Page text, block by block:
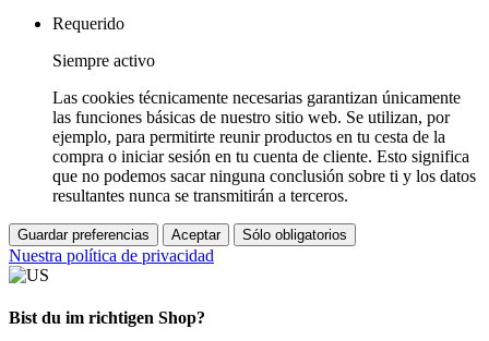
Requerido
Siempre activo
Las cookies técnicamente necesarias garantizan únicamente
las funciones básicas de nuestro sitio web. Se utilizan, por
ejemplo, para permitirte reunir productos en tu cesta de la
compra o iniciar sesión en tu cuenta de cliente. Esto significa
que no podemos sacar ninguna conclusión sobre ti y los datos
resultantes nunca se transmitirán a terceros.
Guardar preferencias Aceptar Sólo obligatorios
Nuestra política de privacidad
Bist du im richtigen Shop?